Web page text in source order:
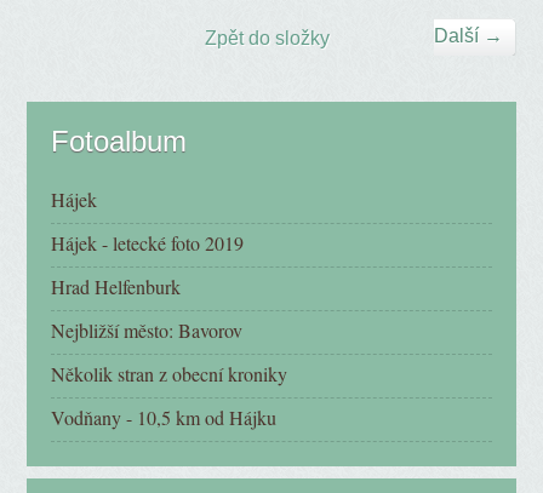
Další →
Zpět do složky
Fotoalbum
Hájek
Hájek - letecké foto 2019
Hrad Helfenburk
Nejbližší město: Bavorov
Několik stran z obecní kroniky
Vodňany - 10,5 km od Hájku